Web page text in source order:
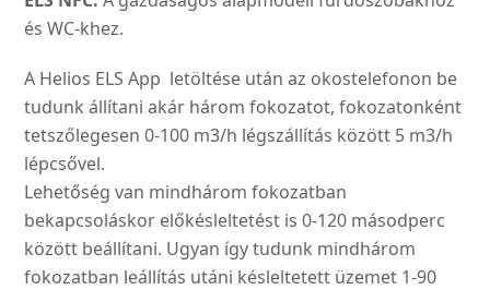
és WC-khez.
A Helios ELS App letöltése után az okostelefonon be
tudunk állítani akár három fokozatot, fokozatonként
tetszőlegesen 0-100 m3/h légszállítás között 5 m3/h
lépcsővel.
Lehetőség van mindhárom fokozatban
bekapcsoláskor előkésleltetést is 0-120 másodperc
között beállítani. Ugyan így tudunk mindhárom
fokozatban leállítás utáni késleltetett üzemet 1-90